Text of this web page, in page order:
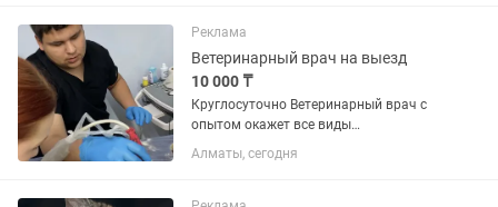
лет.Вызов на дом цена договорная.
Реклама
Ветеринарный врач на выезд
10 000 ₸
Круглосуточно Ветеринарный врач с
опытом окажет все виды
ветеринарных услуг: - Выезд врача на
дом; - вакцинация; - оформление
Алматы, сегодня